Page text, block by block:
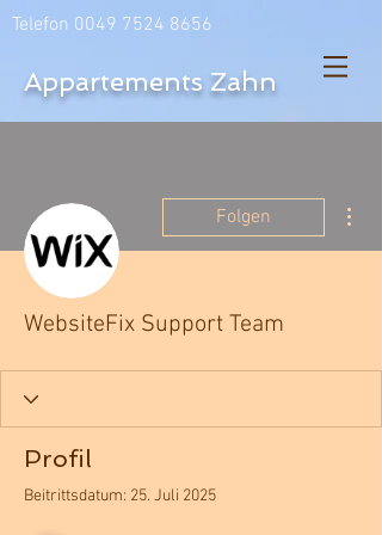
Appartements Zahn
Telefon 0049 7524 8656
Folgen
WebsiteFix Support Team
Profil
Beitrittsdatum: 25. Juli 2025